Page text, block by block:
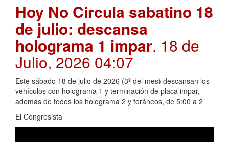
Hoy No Circula sabatino 18
de julio: descansa
holograma 1 impar. 18 de
Julio, 2026 04:07
Este sábado 18 de julio de 2026 (3º del mes) descansan los
vehículos con holograma 1 y terminación de placa impar,
además de todos los holograma 2 y foráneos, de 5:00 a 2
El Congresista